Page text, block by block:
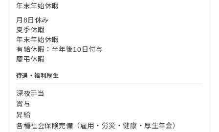
年末年始休暇
月8日休み
夏季休暇
年末年始休暇
有給休暇：半年後10日付与
慶弔休暇
待遇・福利厚生
深夜手当
賞与
昇給
各種社会保険完備（雇用・労災・健康・厚生年金）